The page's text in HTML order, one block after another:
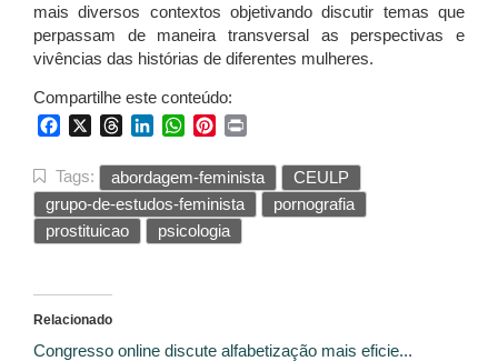
mais diversos contextos objetivando discutir temas que
perpassam de maneira transversal as perspectivas e
vivências das histórias de diferentes mulheres.
Compartilhe este conteúdo:
FacebookThreadsLinkedInWhatsApp
Pinterest
Tags: abordagem-feminista
CEULP
grupo-de-estudos-feminista
pornografia
prostituicao
psicologia
Relacionado
Congresso online discute alfabetização mais eficie...